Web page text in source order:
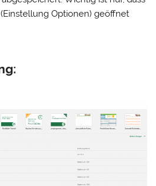
Optionen) geöffnet